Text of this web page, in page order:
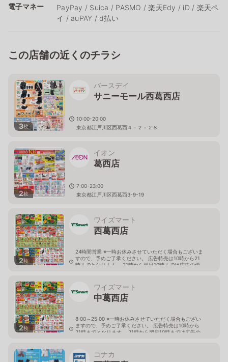
電子マネー
PayPay / Suica / PASMO / 楽天Edy / iD / 楽天ペ
イ / auPAY / d払い
この店舗の近くのチラシ
3枚
バースデイ
サニーモール西葛西店
10:00-20:00
東京都江戸川区西葛西４－２－２８
2枚
イオン
葛西店
7:00-23:00
東京都江戸川区西葛西3-9-19
2枚
ワイズマート
西葛西店
24時間営業 ※一時お休みさせていただく場合もございま
すので、予めご了承ください。 広告特売は10時から21
時までとなります。 21時から翌日10時までは広告の価
2枚
ワイズマート
中葛西店
8:00～25:00 ※一時お休みさせていただく場合もござい
ますので、予めご了承ください。 広告特売は10時から
21時までとなります。 21時から翌日10時までは広告の
コナカ